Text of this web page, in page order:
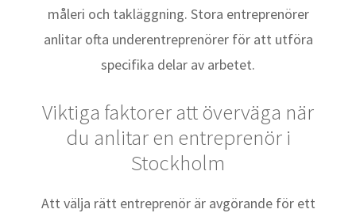
måleri och takläggning. Stora entreprenörer
anlitar ofta underentreprenörer för att utföra
specifika delar av arbetet.
Viktiga faktorer att överväga när
du anlitar en entreprenör i
Stockholm
Att välja rätt entreprenör är avgörande för ett